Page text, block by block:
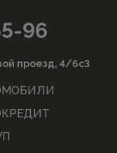
96
проезд, 4/6с3